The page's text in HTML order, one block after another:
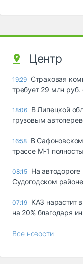
Центр
19:29 Страховая
требует 29 млн руб.
18:06 В Липецкой
грузовым
16:58 В
трассе М-1
08:15 На
Судогодском
07:19 КАЗ нарастит
на 20% благодаря
Все новости